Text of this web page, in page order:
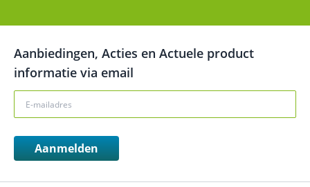
Aanbiedingen, Acties en Actuele product
informatie via email
Aanmelden